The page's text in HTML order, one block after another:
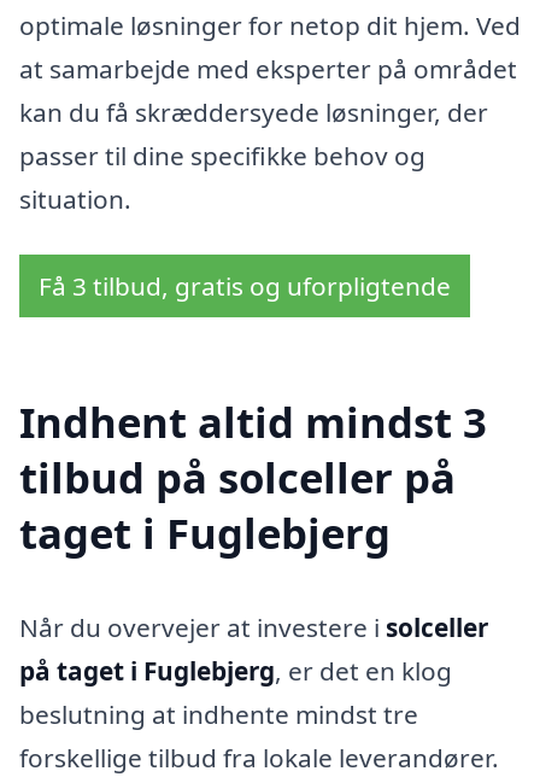
optimale løsninger for netop dit hjem. Ved
at samarbejde med eksperter på området
kan du få skræddersyede løsninger, der
passer til dine specifikke behov og
situation.
Få 3 tilbud, gratis og uforpligtende
Indhent altid mindst 3
tilbud på solceller på
taget i Fuglebjerg
Når du overvejer at investere i solceller
på taget i Fuglebjerg, er det en klog
beslutning at indhente mindst tre
forskellige tilbud fra lokale leverandører.